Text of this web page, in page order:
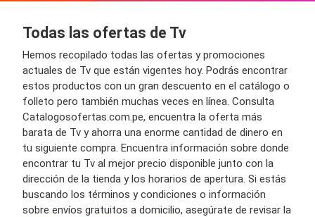
Todas las ofertas de Tv
Hemos recopilado todas las ofertas y promociones
actuales de Tv que están vigentes hoy. Podrás encontrar
estos productos con un gran descuento en el catálogo o
folleto pero también muchas veces en línea. Consulta
Catalogosofertas.com.pe, encuentra la oferta más
barata de Tv y ahorra una enorme cantidad de dinero en
tu siguiente compra. Encuentra información sobre donde
encontrar tu Tv al mejor precio disponible junto con la
dirección de la tienda y los horarios de apertura. Si estás
buscando los términos y condiciones o información
sobre envíos gratuitos a domicilio, asegúrate de revisar la